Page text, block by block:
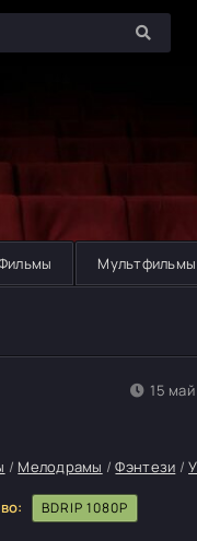
Мультфильмы
15
/ Мелодрамы /Фэнтези /
BDRIP 1080P